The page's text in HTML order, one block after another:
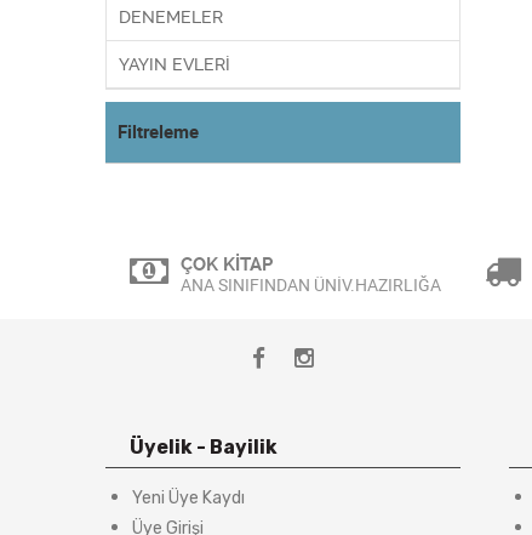
DENEMELER
YAYIN EVLERİ
Filtreleme
ÇOK KİTAP
ANA SINIFINDAN ÜNİV.HAZIRLIĞA
Üyelik - Bayilik
Yeni Üye Kaydı
Üye Girişi